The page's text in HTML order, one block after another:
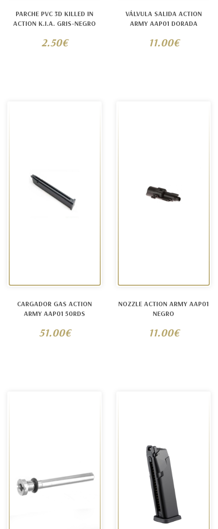
PARCHE PVC 3D KILLED IN
ACTION K.I.A. GRIS-NEGRO
2.50€
VÁLVULA SALIDA ACTION
ARMY AAP01 DORADA
11.00€
CARGADOR GAS ACTION
ARMY AAP01 50RDS
51.00€
NOZZLE ACTION ARMY AAP01
NEGRO
11.00€